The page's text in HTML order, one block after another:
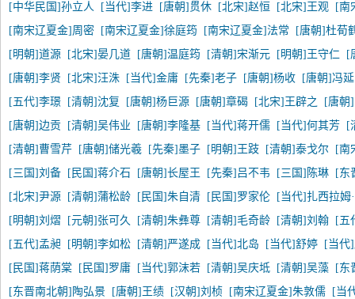
[中华民国]孙立人
[当代]李进 [唐朝]贯休 [北宋]赵恒 [北宋]王观
[南
[南宋辽夏金]周密
[南宋辽夏金]徐庭筠 [南宋辽夏金]法常
[唐朝]杜荀
[明朝]道源
[北宋]晏几道 [唐朝]温庭筠 [清朝]宋渐元 [明朝]王守仁
[
[唐朝]李贤
[北宋]汪洙 [当代]金庸 [先秦]老子 [唐朝]杨收
[唐朝]冯
[五代]李璟
[清朝]沈复 [唐朝]杨巨源 [唐朝]章碣 [北宋]王辟之
[唐朝
[唐朝]边贡
[清朝]吴伟业 [唐朝]李隆基 [当代]蒋开儒 [当代]何其芳
[
[清朝]曹雪芹
[唐朝]储光羲 [先秦]墨子 [明朝]王跂 [清朝]泰戈尔
[南
[三国]刘备
[民国]蒋介石 [唐朝]长屋王 [先秦]吕不韦 [三国]陈琳
[东
[北宋]尹源
[清朝]蒲松龄 [民国]朱自清 [民国]罗家伦
[当代]扎西拉
[明朝]刘熠
[元朝]张可久 [清朝]朱彝尊 [清朝]毛奇龄 [清朝]刘翰
[五
[五代]孟昶
[明朝]李如松 [清朝]严遂成 [当代]北岛 [当代]舒婷
[当代
[民国]蒋荫棠
[民国]罗庸 [当代]郭沫若 [清朝]吴庆坻 [清朝]吴藻
[东
[东晋南北朝]陶弘景
[唐朝]王绩 [汉朝]刘桢 [南宋辽夏金]朱敦儒
[当